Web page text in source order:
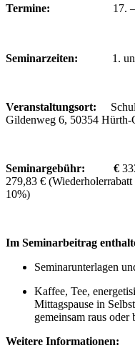
Termine: 17.
Seminarzeiten: 1.
Veranstaltungsort:
Gildenweg 6, 50354 Hürth-
Seminargebühr: €
279,83 €
10%)
Im Seminarbeitrag
Seminarunterlagen
Kaffee, Tee,
Mittagspause in
gemeinsam raus
Weitere Informationen: